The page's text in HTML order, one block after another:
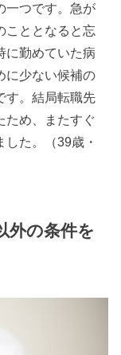
一つです。急が
こととなると忘
に勤めていた病
に少ない候補の
す。結局転職先
ため、またすぐ
た。（39歳・
外の条件を